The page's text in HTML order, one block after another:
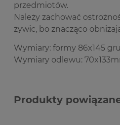
przedmiotów.
Należy zachować
żywic, bo znacząco
Wymiary: formy 86x145
Wymiary odlewu:
Produkty